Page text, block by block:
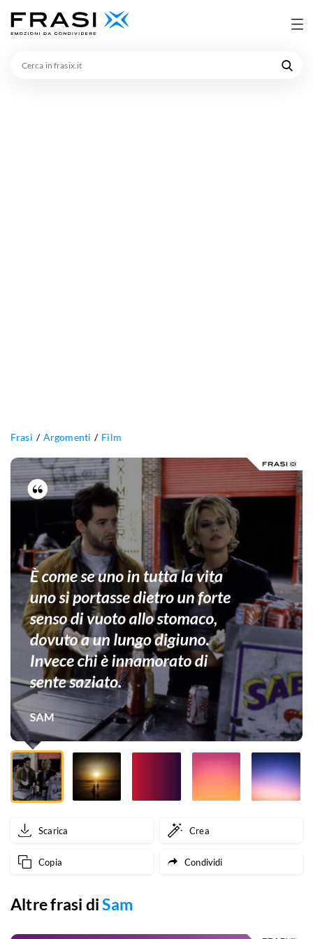
Frasi Argomenti Film
È
come
uno
in
tutta
la
vita
uno
si
portasse
dietro
un
forte
senso
vuoto
Scarica Crea
Copia Condividi
Altre frasi diSam